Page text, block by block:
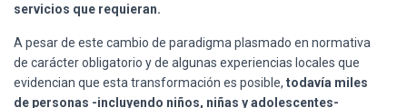
servicios que requieran.
A pesar de este cambio de paradigma plasmado en normativa
de carácter obligatorio y de algunas experiencias locales que
evidencian que esta transformación es posible, todavía miles
de personas -incluyendo niños, niñas y adolescentes-